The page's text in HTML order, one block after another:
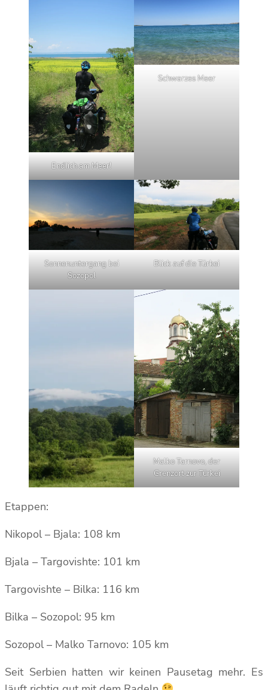
Endlich am Meer!
Schwarzes Meer
Sonnenuntergang bei
Sozopol
Blick auf die Türkei
Malko Tarnovo, der
Grenzort zur Türkei
Etappen:
Nikopol – Bjala: 108 km
Bjala – Targovishte: 101 km
Targovishte – Bilka: 116 km
Bilka – Sozopol: 95 km
Sozopol – Malko Tarnovo: 105 km
Seit Serbien hatten wir keinen Pausetag mehr. Es